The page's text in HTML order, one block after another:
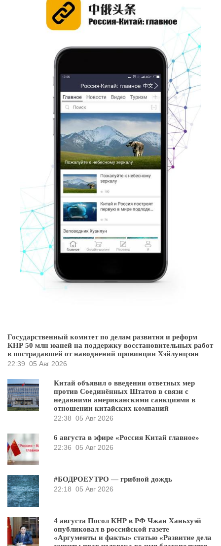
Государственный комитет по делам развития и реформ
КНР 50 млн юаней на поддержку восстановительных работ
в пострадавшей от наводнений провинции Хэйлунцзян
22:39 05 Авг 2026
Китай объявил о введении ответных мер
против Соединённых Штатов в связи с
недавними американскими санкциями в
отношении китайских компаний
22:38 05 Авг 2026
6 августа в эфире «Россия Китай главное»
22:36 05 Авг 2026
#БОДРОЕУТРО — грибной дождь
22:18 05 Авг 2026
4 августа Посол КНР в РФ Чжан Ханьхуэй
опубликовал в российской газете
«Аргументы и факты» статью «Развитие дела